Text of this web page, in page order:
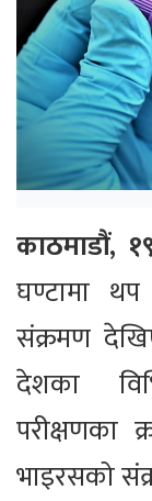
काठमाडौं,
घण्टामा
संक्रमण
देशका
परीक्षणका
भाइरसको